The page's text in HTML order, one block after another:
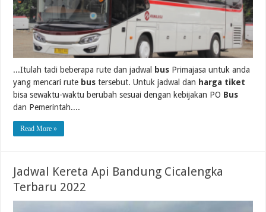
...Itulah tadi beberapa rute dan jadwal bus Primajasa untuk anda
yang mencari rute bus tersebut. Untuk jadwal dan harga tiket
bisa sewaktu-waktu berubah sesuai dengan kebijakan PO Bus
dan Pemerintah....
Read More »
Jadwal Kereta Api Bandung Cicalengka
Terbaru 2022